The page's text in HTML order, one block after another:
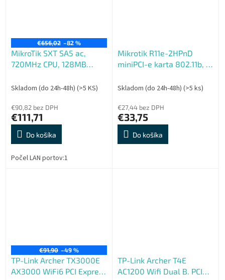
€656,02 –82 %
MikroTik SXT SA5 ac,
720MHz CPU, 128MB
Wi-Fi, 2x13dBi, 802.11a, n,
Skladom (do 24h-48h) (>5 KS)
€90,82 bez DPH
€111,71
Do košíka
Počel LAN portov:1
Mikrotik R11e-2HPnD
miniPCI-e karta 802.11b, g,
Skladom (do 24h-48h) (>5 ks)
€27,44 bez DPH
€33,75
Do košíka
€91,90 –49 %
TP-Link Archer TX3000E
AX3000 WiFi6 PCI Express
TP-Link Archer T4E
AC1200 Wifi Dual B. PCI